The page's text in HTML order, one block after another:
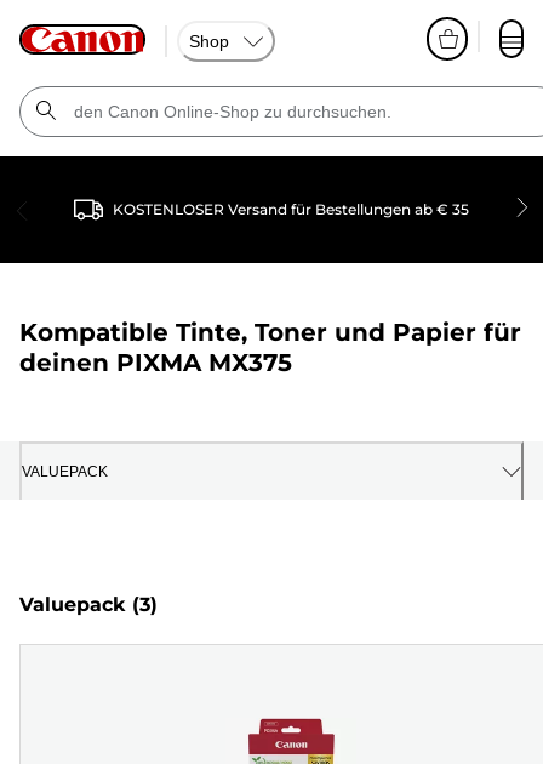
Shop
KOSTENLOSER Versand für Bestellungen ab € 35
Kompatible Tinte, Toner und Papier für
deinen PIXMA MX375
VALUEPACK
Valuepack (3)